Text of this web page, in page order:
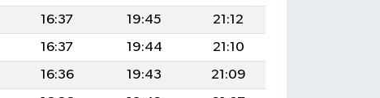
16:37 19:45
21:12
16:37 19:44
21:10
16:36 19:43
21:09